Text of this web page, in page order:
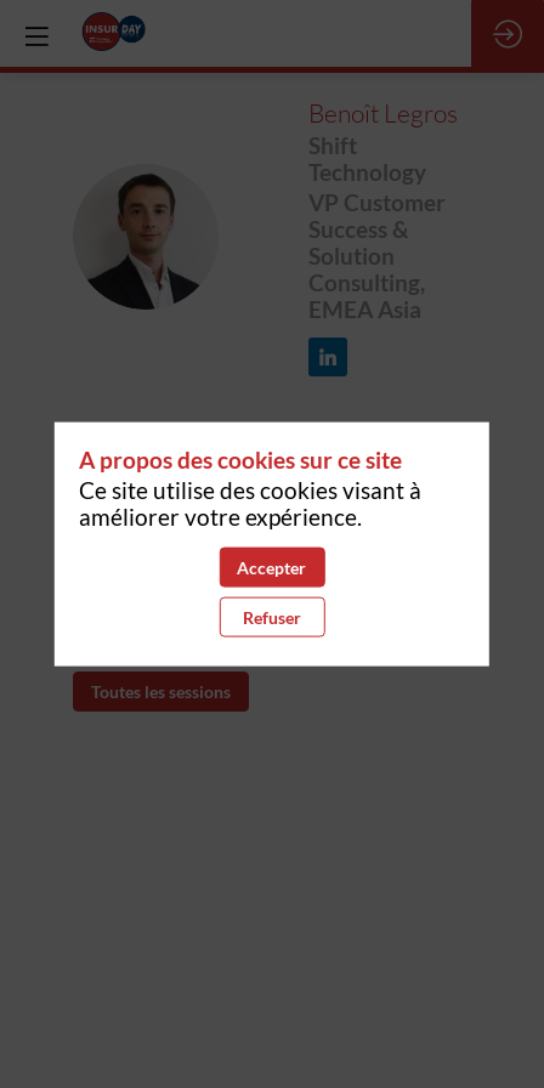
BL
Benoît Legros
Shift
Technology
VP Customer
Success &
Solution
Consulting,
EMEA Asia
Ses
sessions
Retrouvez la liste de toutes les sessions
présentées par ce speaker pour ne manquer
aucune de ses interventions.
Toutes les sessions
A propos des cookies sur ce site
Ce site utilise des cookies visant à
améliorer votre expérience.
Accepter
Refuser